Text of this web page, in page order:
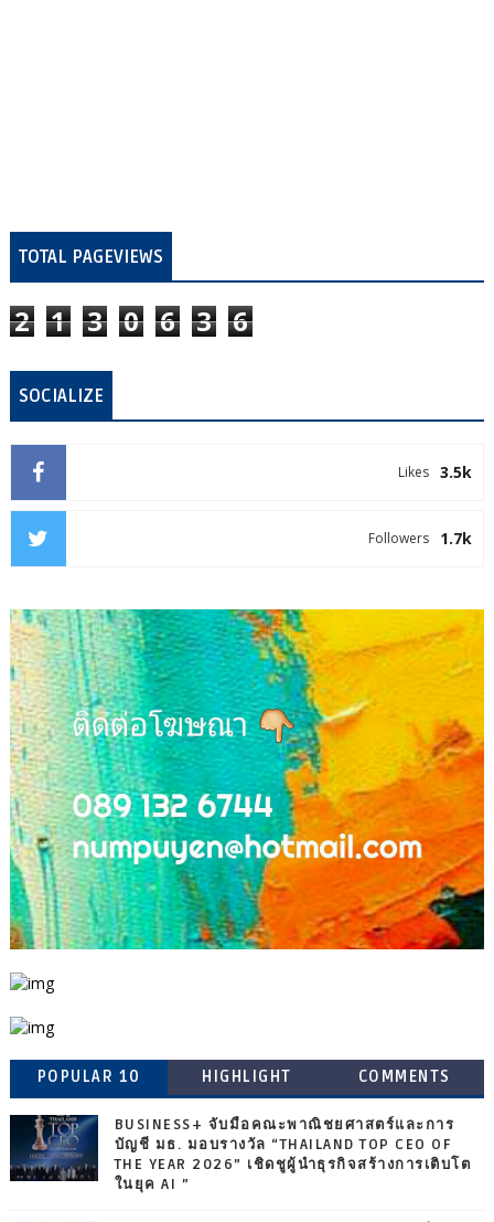
TOTAL PAGEVIEWS
2 1 3 0 6 3 6
SOCIALIZE
3.5k
Likes
1.7k
Followers
POPULAR 10 HIGHLIGHT COMMENTS
BUSINESS+ จับมือคณะพาณิชยศาสตร์และการ
บัญชี มธ. มอบรางวัล “THAILAND TOP CEO OF
THE YEAR 2026” เชิดชูผู้นำธุรกิจสร้างการเติบโต
ในยุค AI ”